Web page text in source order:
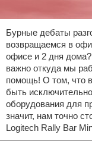
Бурные дебаты
возвращаемся в
офисе и 2 дня
важно откуда мы
помощь! О том, что
быть
оборудования для
значит, нам точно
Logitech Rally Bar